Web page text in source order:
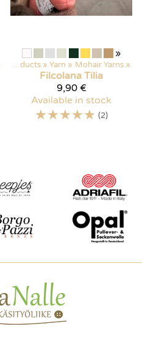
»
Products ‪» Yarn ‪» Mohair Yarns ‪»
Filcolana Tilia
9,90 €
Available in stock
☆☆☆☆☆ (2)